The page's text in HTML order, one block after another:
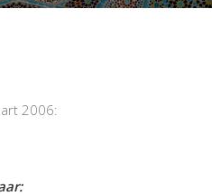
2006: